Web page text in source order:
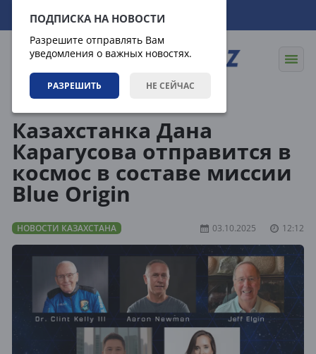
ПОДПИСКА НА НОВОСТИ
Разрешите отправлять Вам
уведомления о важных новостях.
РАЗРЕШИТЬ НЕ СЕЙЧАС
08.08.2026 02:38:31
Казахстанка Дана
Карагусова отправится в
космос в составе миссии
Blue Origin
НОВОСТИ КАЗАХСТАНА 03.10.2025 12:12